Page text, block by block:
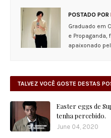
POSTADO POR
Graduado em
e
apaixonado
TALVEZ VOCÊ GOSTE DESTAS
Easter eggs de
tenha percebido.
June 04, 2020